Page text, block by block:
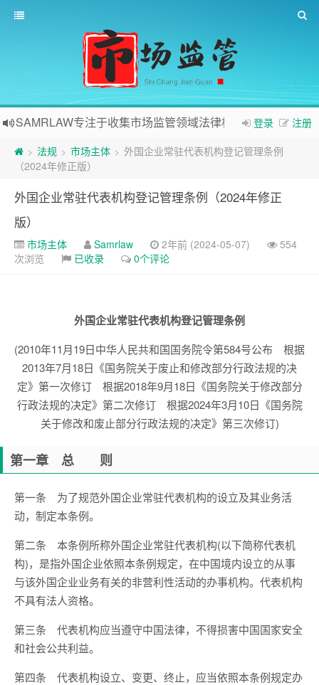
登录 注册
SAMRLAW专注于收集市场监管领域法律相关内容
> 法规 > 市场主体 > 外国企业常驻代表机构登记管理条例
（2024年修正版）
外国企业常驻代表机构登记管理条例（2024年修正
版）
市场主体 Samrlaw 2年前 (2024-05-07)
554
次浏览
已收录 0个评论
外国企业常驻代表机构登记管理条例
(2010年11月19日中华人民共和国国务院令第584号公布 根据
2013年7月18日《国务院关于废止和修改部分行政法规的决
定》第一次修订 根据2018年9月18日《国务院关于修改部分
行政法规的决定》第二次修订 根据2024年3月10日《国务院
关于修改和废止部分行政法规的决定》第三次修订)
第一章 总 则
第一条 为了规范外国企业常驻代表机构的设立及其业务活
动，制定本条例。
第二条 本条例所称外国企业常驻代表机构(以下简称代表机
构)，是指外国企业依照本条例规定，在中国境内设立的从事
与该外国企业业务有关的非营利性活动的办事机构。代表机构
不具有法人资格。
第三条 代表机构应当遵守中国法律，不得损害中国国家安全
和社会公共利益。
第四条 代表机构设立、变更、终止，应当依照本条例规定办